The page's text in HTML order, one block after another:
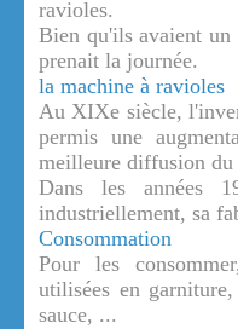
ravioles.
Bien qu'ils avaient
prenait la journée.
la machine à ravioles
Au XIXe siècle,
permis une
meilleure diffusion du
Dans les années
industriellement, sa
Consommation
Pour les
utilisées en
sauce, ...